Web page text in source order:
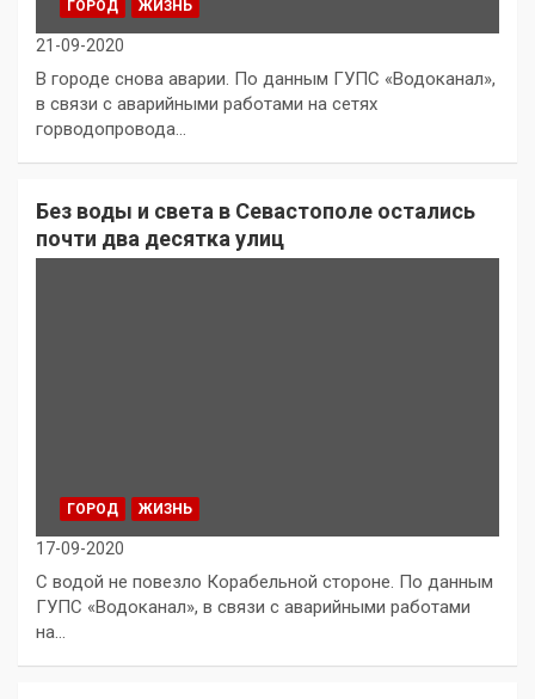
ГОРОД ЖИЗНЬ
21-09-2020
В городе снова аварии. По данным ГУПС «Водоканал»,
в связи с аварийными работами на сетях
горводопровода…
Без воды и света в Севастополе остались
почти два десятка улиц
ГОРОД ЖИЗНЬ
17-09-2020
С водой не повезло Корабельной стороне. По данным
ГУПС «Водоканал», в связи с аварийными работами
на…